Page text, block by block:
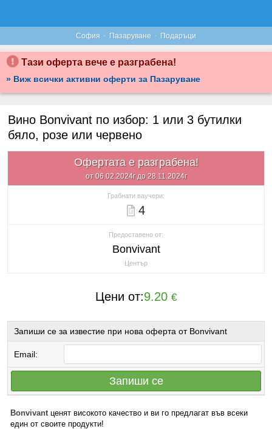
София · Пазаруване · Подаръци
Тази оферта вече е разграбена!
» Виж всички активни оферти за Пазаруване
Вино Bonvivant по избор: 1 или 3 бутилки
бяло, розе или червено
Офертата е разграбена!
от 06.02.2024г до 28.11.2024г
Грабнати ваучери:
4
Предоставено от:
Bonvivant
Център
Цени от:9.20 €
Запиши се за известие при нова оферта от Bonvivant
Email:
Запиши се
Bonvivant ценят високото качество и ви го предлагат във всеки
един от своите продукти!